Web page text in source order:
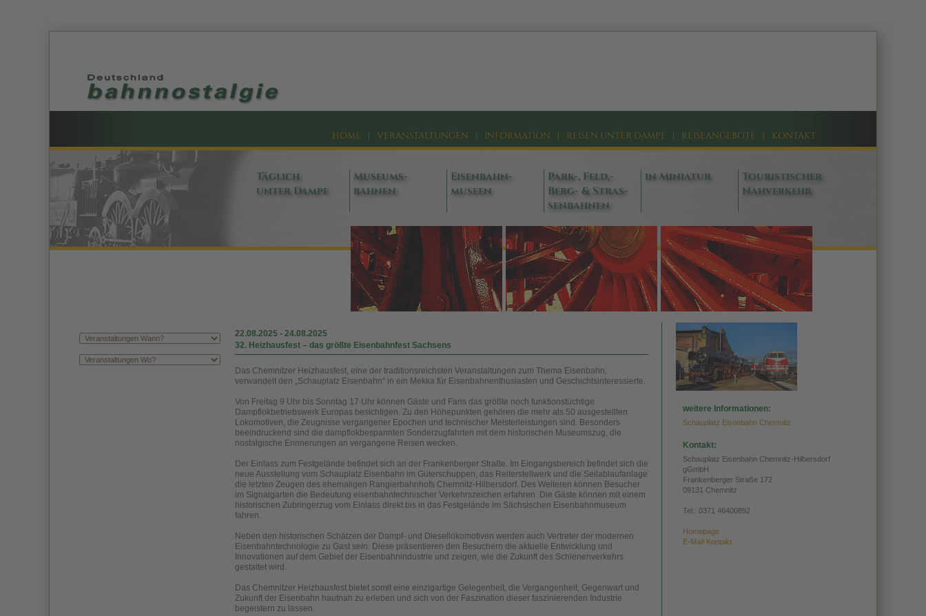
HOME | VERANSTALTUNGEN | INFORMATION | REISEN UNTER DAMPF | REISEANGEBOTE | KONTAKT
Täglich
unter Dampf
Museums-
bahnen
Eisenbahn-
museen
Park-, Feld,-
Berg- & Stras-
senbahnen
in Miniatur
Touristischer
Nahverkehr
22.08.2025 - 24.08.2025
32. Heizhausfest – das größte Eisenbahnfest Sachsens
Das Chemnitzer Heizhausfest, eine der traditionsreichsten Veranstaltungen zum Thema Eisenbahn,
verwandelt den „Schauplatz Eisenbahn“ in ein Mekka für Eisenbahnenthusiasten und Geschichtsinteressierte.
Von Freitag 9 Uhr bis Sonntag 17 Uhr können Gäste und Fans das größte noch funktionstüchtige
Dampflokbetriebswerk Europas besichtigen. Zu den Höhepunkten gehören die mehr als 50 ausgestellten
Lokomotiven, die Zeugnisse vergangener Epochen und technischer Meisterleistungen sind. Besonders
beeindruckend sind die dampflokbespannten Sonderzugfahrten mit dem historischen Museumszug, die
nostalgische Erinnerungen an vergangene Reisen wecken.
Der Einlass zum Festgelände befindet sich an der Frankenberger Straße. Im Eingangsbereich befindet sich die
neue Ausstellung vom Schauplatz Eisenbahn im Güterschuppen, das Reiterstellwerk und die Seilablaufanlage
die letzten Zeugen des ehemaligen Rangierbahnhofs Chemnitz-Hilbersdorf. Des Weiteren können Besucher
im Signalgarten die Bedeutung eisenbahntechnischer Verkehrszeichen erfahren. Die Gäste können mit einem
historischen Zubringerzug vom Einlass direkt bis in das Festgelände im Sächsischen Eisenbahnmuseum
fahren.
Neben den historischen Schätzen der Dampf- und Diesellokomotiven werden auch Vertreter der modernen
Eisenbahntechnologie zu Gast sein. Diese präsentieren den Besuchern die aktuelle Entwicklung und
Innovationen auf dem Gebiet der Eisenbahnindustrie und zeigen, wie die Zukunft des Schienenverkehrs
gestaltet wird.
Das Chemnitzer Heizhausfest bietet somit eine einzigartige Gelegenheit, die Vergangenheit, Gegenwart und
Zukunft der Eisenbahn hautnah zu erleben und sich von der Faszination dieser faszinierenden Industrie
begeistern zu lassen.
weitere Informationen:
Schauplatz Eisenbahn Chemnitz
Kontakt:
Schauplatz Eisenbahn Chemnitz-Hilbersdorf
gGmbH
Frankenberger Straße 172
09131 Chemnitz
Tel.: 0371 46400892
Homepage
E-Mail-Kontakt